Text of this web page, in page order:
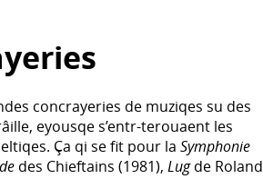
concrayeries de muziqes su des
eyousqe s’entr-terouaent les
Ça qi se fit pour la Symphonie
des Chieftains (1981),Lugde Roland